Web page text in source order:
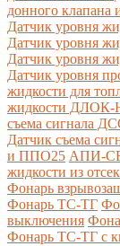
донного клапана
Датчик уровня
Датчик уровня
Датчик уровня
Датчик уровня
жидкости для
жидкости ДЛОК-
съема сигнала
Датчик съема
и ППО25 АПИ-
жидкости из
Фонарь
Фонарь ТС-ТГ
выключения
Фонарь ТС-ТГ с